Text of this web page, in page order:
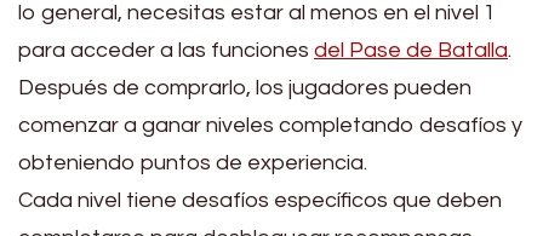
lo general, necesitas estar al menos en el nivel 1
para acceder a las funciones del Pase de Batalla.
Después de comprarlo, los jugadores pueden
comenzar a ganar niveles completando desafíos y
obteniendo puntos de experiencia.
Cada nivel tiene desafíos específicos que deben